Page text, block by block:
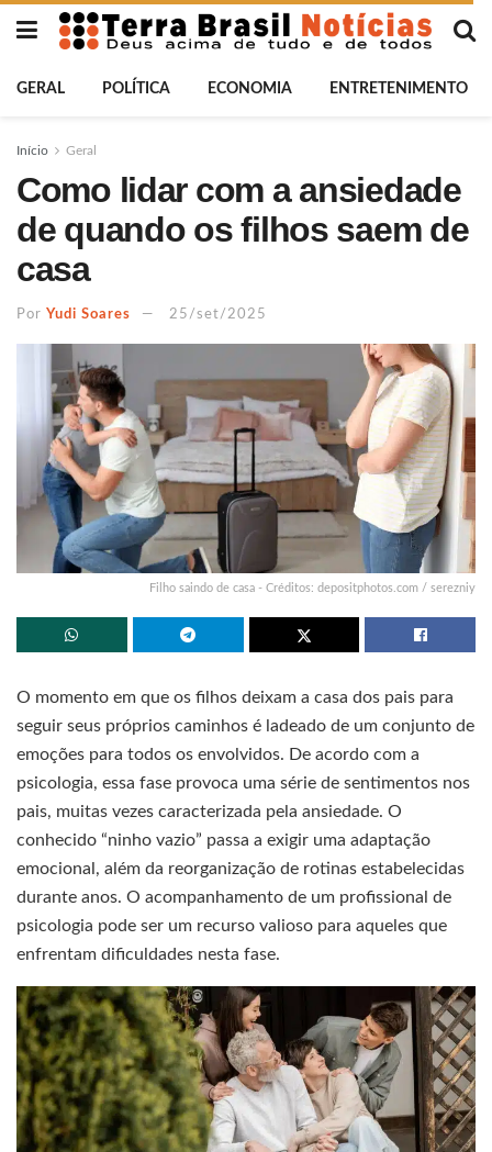
GERAL POLÍTICA ECONOMIA ENTRETENIMENTO
Início Geral
Como lidar com a ansiedade
de quando os filhos saem de
casa
Por Yudi Soares 25/set/2025
Filho saindo de casa - Créditos: depositphotos.com / serezniy
O momento em que os filhos deixam a casa dos pais para
seguir seus próprios caminhos é ladeado de um conjunto de
emoções para todos os envolvidos. De acordo com a
psicologia, essa fase provoca uma série de sentimentos nos
pais, muitas vezes caracterizada pela ansiedade. O
conhecido “ninho vazio” passa a exigir uma adaptação
emocional, além da reorganização de rotinas estabelecidas
durante anos. O acompanhamento de um profissional de
psicologia pode ser um recurso valioso para aqueles que
enfrentam dificuldades nesta fase.